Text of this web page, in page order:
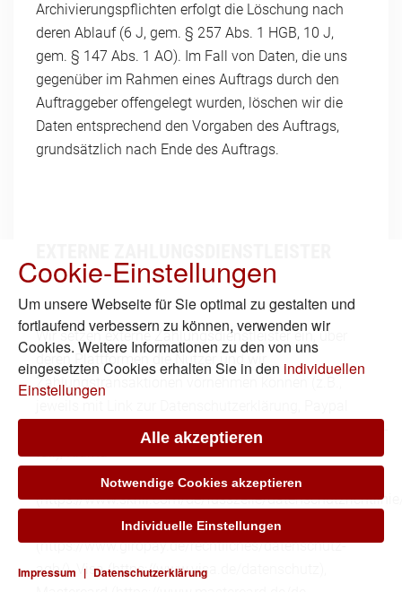
Archivierungspflichten erfolgt die Löschung nach
deren Ablauf (6 J, gem. § 257 Abs. 1 HGB, 10 J,
gem. § 147 Abs. 1 AO). Im Fall von Daten, die uns
gegenüber im Rahmen eines Auftrags durch den
Auftraggeber offengelegt wurden, löschen wir die
Daten entsprechend den Vorgaben des Auftrags,
grundsätzlich nach Ende des Auftrags.
Wir setzen externe Zahlungsdienstleister ein, über
deren Plattformen die Nutzer und wir
Zahlungstransaktionen vornehmen können (z.B.,
(https://www.paypal.com/de/webapps/mpp/ua/privacy-
full), Klarna
(https://www.klarna.com/de/datenschutz/), Skrill
(https://www.skrill.com/de/fusszeile/
(https://www.giropay.de/rechtliches/datenschutz-
agb/), Visa (https://www.visa.de/datenschutz),
Cookie-Einstellungen
Um unsere Webseite für Sie optimal zu gestalten und
fortlaufend verbessern zu können, verwenden wir
Cookies. Weitere Informationen zu den von uns
eingesetzten Cookies erhalten Sie in den individuellen
Einstellungen
Alle akzeptieren
Notwendige Cookies akzeptieren
Impressum | Datenschutzerklärung
Individuelle Einstellungen